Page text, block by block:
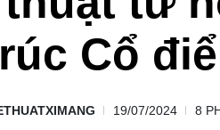
Cổ
19/07/2024 8